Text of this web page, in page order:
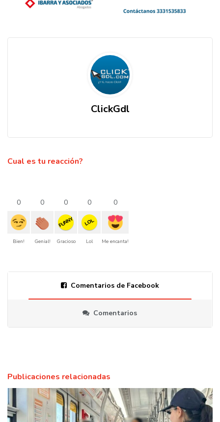
ClickGdl
Cual es tu reacción?
0
Bien!
0
Genial!
0
FUNNY
Gracioso
0
LOL
Lol
0
Me encanta!
Comentarios de Facebook
Comentarios
Publicaciones relacionadas